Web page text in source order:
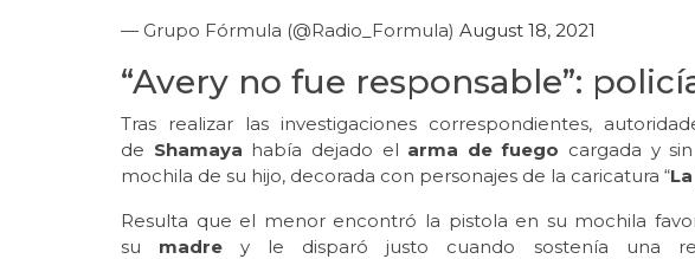
— Grupo Fórmula (@Radio_Formula) August 18, 2021
“Avery no fue responsable”:
Tras realizar las investigaciones correspondientes,
de Shamaya había dejado el arma de fuego cargada y
mochila de su hijo, decorada con personajes de la caricatura “
Resulta que el menor encontró la pistola en su mochila
su madre y le disparó justo cuando sostenía una